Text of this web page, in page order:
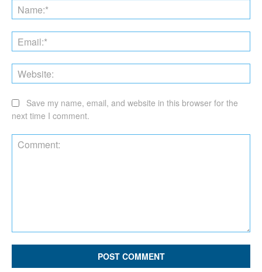
Save my name, email, and website in this browser for the
next time I comment.